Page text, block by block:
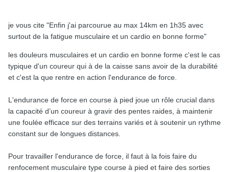
je vous cite "Enfin j'ai parcourue au max 14km en 1h35 avec
surtout de la fatigue musculaire et un cardio en bonne forme"
les douleurs musculaires et un cardio en bonne forme c'est le cas
typique d'un coureur qui à de la caisse sans avoir de la durabilité
et c'est la que rentre en action l'endurance de force.
L'endurance de force en course à pied joue un rôle crucial dans
la capacité d’un coureur à gravir des pentes raides, à maintenir
une foulée efficace sur des terrains variés et à soutenir un rythme
constant sur de longues distances.
Pour travailler l'endurance de force, il faut à la fois faire du
renfocement musculaire type course à pied et faire des sorties